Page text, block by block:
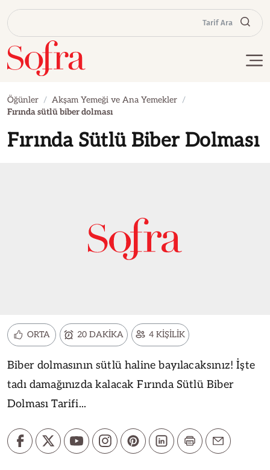
Tarif Ara
Öğünler
Akşam Yemeği ve Ana Yemekler
Fırında sütlü biber dolması
Fırında Sütlü Biber Dolması
ORTA 20 DAKİKA 4 KİŞİLİK
Biber dolmasının sütlü haline bayılacaksınız! İşte
tadı damağınızda kalacak Fırında Sütlü Biber
Dolması Tarifi...